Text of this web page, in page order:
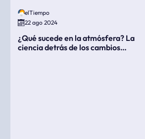
elTiempo
22 ago 2024
¿Qué sucede en la atmósfera? La
ciencia detrás de los cambios